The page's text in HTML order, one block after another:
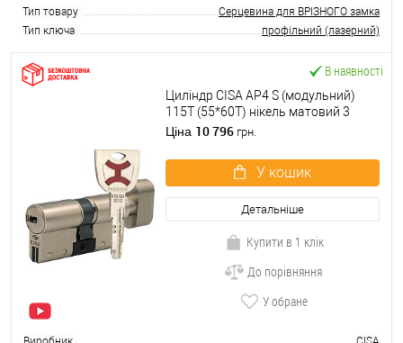
Тип товару
Серцевина для ВРІЗНОГО замка
Тип ключа
профільний (лазерний)
В наявності
Циліндр CISA AP4 S (модульний)
115T (55*60T) нікель матовий 3
ключі
Ціна 10 796 грн.
У кошик
Детальніше
Купити в 1 клік
До порівняння
У обране